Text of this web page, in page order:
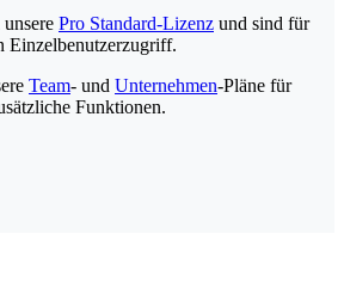
Pro Standard-Lizenz und sind für
Einzelbenutzerzugriff.
Team- und Unternehmen-Pläne für
Funktionen.